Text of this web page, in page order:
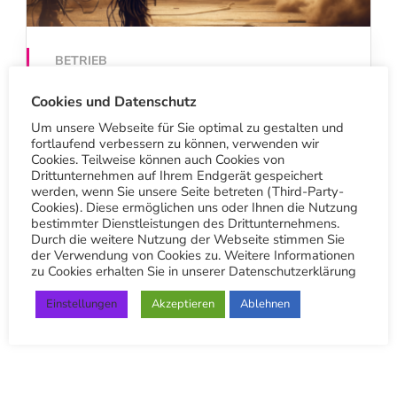
BETRIEB
Duell zwischen Sonnenstrahlen
und Leder
15. August 2024
Cookies und Datenschutz
Um unsere Webseite für Sie optimal zu gestalten und
fortlaufend verbessern zu können, verwenden wir
Cookies. Teilweise können auch Cookies von
Drittunternehmen auf Ihrem Endgerät gespeichert
werden, wenn Sie unsere Seite betreten (Third-Party-
Cookies). Diese ermöglichen uns oder Ihnen die Nutzung
bestimmter Dienstleistungen des Drittunternehmens.
Durch die weitere Nutzung der Webseite stimmen Sie
der Verwendung von Cookies zu. Weitere Informationen
zu Cookies erhalten Sie in unserer Datenschutzerklärung
Einstellungen Akzeptieren Ablehnen